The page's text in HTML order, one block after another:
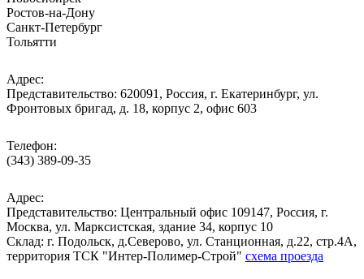
Ростов-на-Дону
Санкт-Петербург
Тольятти
Адрес:
Представительство: 620091, Россия, г. Екатеринбург, ул.
Фронтовых бригад, д. 18, корпус 2, офис 603
Телефон:
(343) 389-09-35
Адрес:
Представительство: Центральный офис 109147, Россия, г.
Москва, ул. Марксистская, здание 34, корпус 10
Cклад: г. Подольск, д.Северово, ул. Станционная, д.22, стр.4А,
территория ТСК "Интер-Полимер-Строй" схема проезда